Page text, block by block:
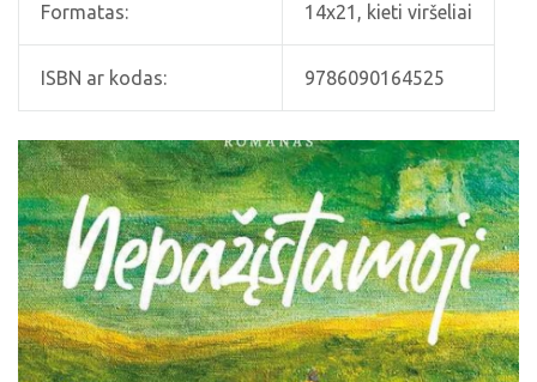
Formatas: 14x21, kieti viršeliai
ISBN ar kodas: 9786090164525